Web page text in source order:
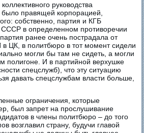
руководства
правящей корпорацией,
собственно, партия и КГБ
СССР в определенном противоречии
ранее очень пострадала от
в ЦК, в политбюро в тот момент сидели
могли бы там не сидеть, а могли
полигоне. И в партийной верхушке
спецслужб), что эту ситуацию
давать спецслужбам власти больше,
ограничения, которые
был запрет на прослушивание
в члены политбюро – до того
возглавил страну, будучи главой